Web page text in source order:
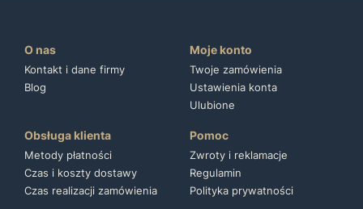
O nas
Kontakt i dane firmy
Blog
Moje konto
Twoje zamówienia
Ustawienia konta
Ulubione
Obsługa klienta
Metody płatności
Czas i koszty dostawy
Czas realizacji zamówienia
Pomoc
Zwroty i reklamacje
Regulamin
Polityka prywatności